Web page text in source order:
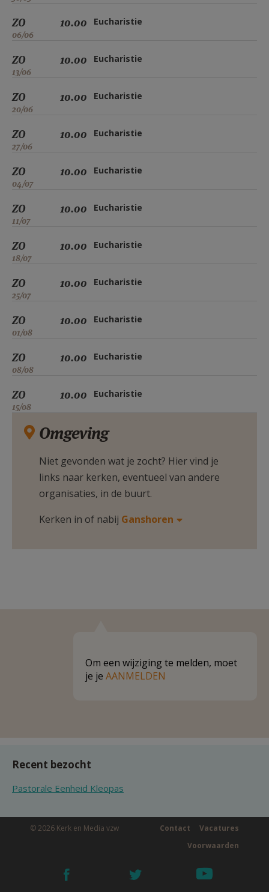
ZO
06/06
10.00 Eucharistie
ZO
13/06
10.00 Eucharistie
ZO
20/06
10.00 Eucharistie
ZO
27/06
10.00 Eucharistie
ZO
04/07
10.00 Eucharistie
ZO
11/07
10.00 Eucharistie
ZO
18/07
10.00 Eucharistie
ZO
25/07
10.00 Eucharistie
ZO
01/08
10.00 Eucharistie
ZO
08/08
10.00 Eucharistie
ZO
15/08
10.00 Eucharistie
Omgeving
Niet gevonden wat je zocht? Hier vind je
links naar kerken, eventueel van andere
organisaties, in de buurt.
Kerken in of nabij Ganshoren
Om een wijziging te melden, moet
je je AANMELDEN
Recent bezocht
Pastorale Eenheid Kleopas
© 2026 Kerk en Media vzw Vacatures
Contact
Voorwaarden